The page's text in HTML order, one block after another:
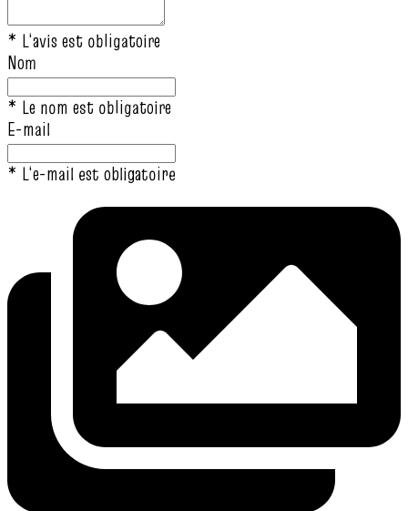
* L‘avis est obligatoire
Nom
* Le nom est obligatoire
E-mail
* L‘e-mail est obligatoire